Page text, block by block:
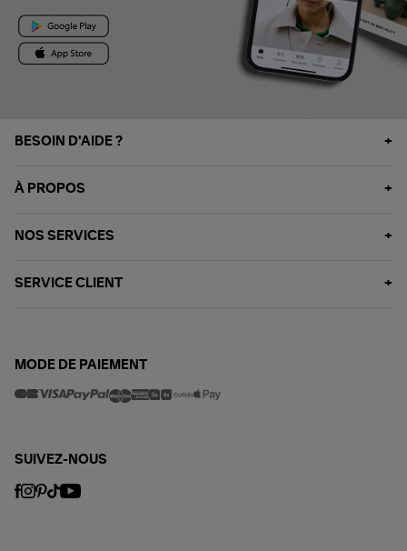
BESOIN D'AIDE ?
À PROPOS
NOS SERVICES
SERVICE CLIENT
MODE DE PAIEMENT
SUIVEZ-NOUS